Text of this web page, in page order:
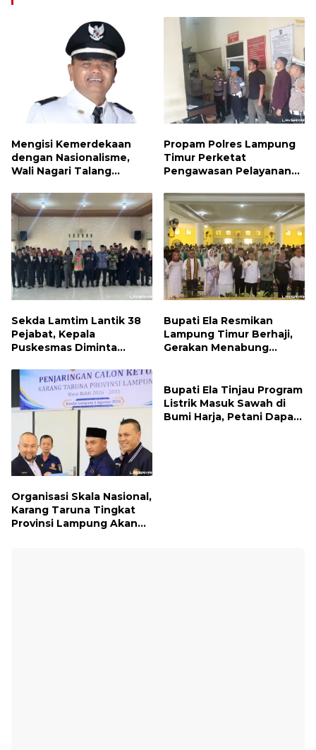
Mengisi Kemerdekaan
dengan Nasionalisme,
Wali Nagari Talang
Bendera Merah Putih
Sepanjang Agustus
Propam Polres Lampung
Timur Perketat
Pengawasan Pelayanan
Profesional dan Bebas
Penyimpangan
Sekda Lamtim Lantik 38
Pejabat, Kepala
Puskesmas Diminta
Hadir di Tengah
Masyarakat
Bupati Ela Resmikan
Lampung Timur Berhaji,
Gerakan Menabung
Organisasi Skala Nasional,
Karang Taruna Tingkat
Provinsi Lampung Akan
Bupati Ela Tinjau Program
Listrik Masuk Sawah di
Bumi Harja, Petani Dapat